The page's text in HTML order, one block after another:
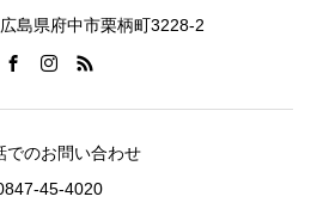
島県府中市栗柄町3228-2
でのお問い合わせ
45-4020